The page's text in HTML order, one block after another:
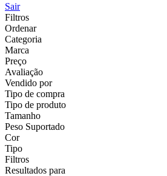
Sair
Filtros
Ordenar
Categoria
Marca
Preço
Avaliação
Vendido por
Tipo de compra
Tipo de produto
Tamanho
Peso Suportado
Cor
Tipo
Filtros
Resultados para